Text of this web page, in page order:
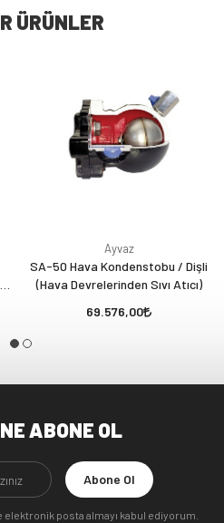
ÜRÜNLER
Ayvaz
SA-50 Hava Kondenstobu / Dişli
(Hava Devrelerinden Sıvı Atıcı)
69.576,00
ABONE OL
Abone Ol
elektronik posta almayı kabul ediyorum.